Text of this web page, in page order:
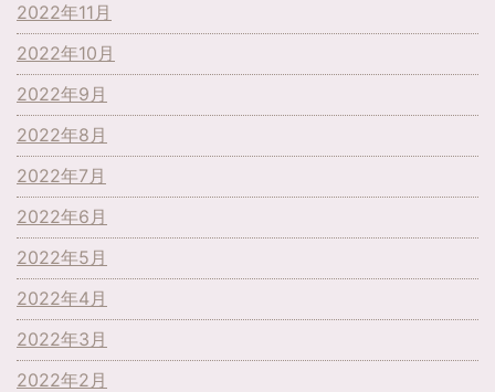
2022年11月
2022年10月
2022年9月
2022年8月
2022年7月
2022年6月
2022年5月
2022年4月
2022年3月
2022年2月